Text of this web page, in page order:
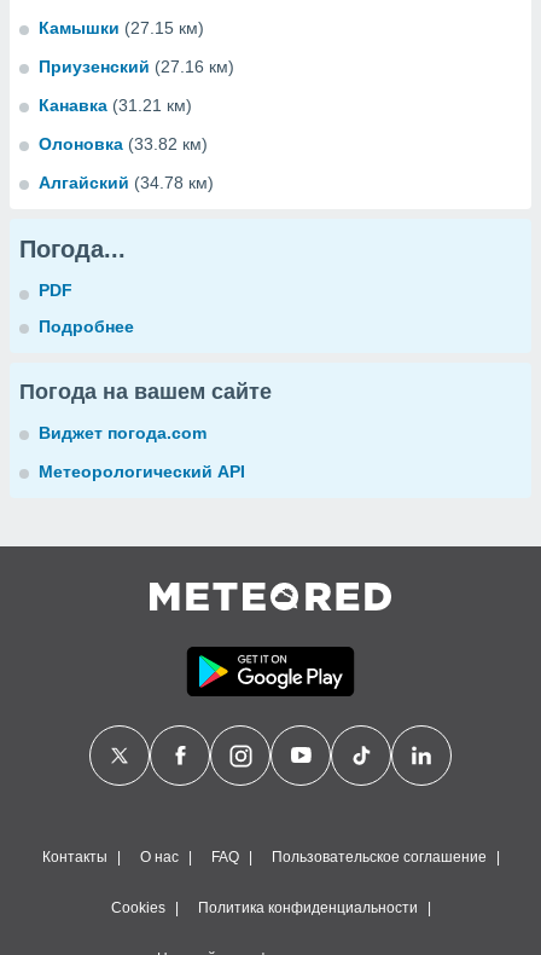
Камышки (27.15 км)
Приузенский (27.16 км)
Канавка (31.21 км)
Олоновка (33.82 км)
Алгайский (34.78 км)
Погода...
PDF
Подробнее
Погода на вашем сайте
Виджет погода.com
Метеорологический API
Контакты О нас FAQ Пользовательское соглашение
Cookies Политика конфиденциальности